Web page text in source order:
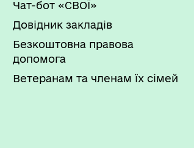
Чат-бот «СВОЇ»
Довідник закладів
Безкоштовна правова
допомога
Ветеранам та членам їх сімей